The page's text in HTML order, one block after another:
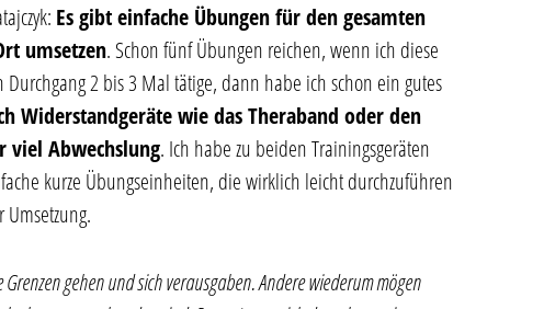
Es gibt einfache Übungen für den gesamten
umsetzen. Schon fünf Übungen reichen, wenn ich diese
2 bis 3 Mal tätige, dann habe ich schon ein gutes
Widerstandgeräte wie das Theraband oder den
viel Abwechslung. Ich habe zu beiden Trainingsgeräten
kurze Übungseinheiten, die wirklich leicht durchzuführen
gehen und sich verausgaben. Andere wiederum mögen